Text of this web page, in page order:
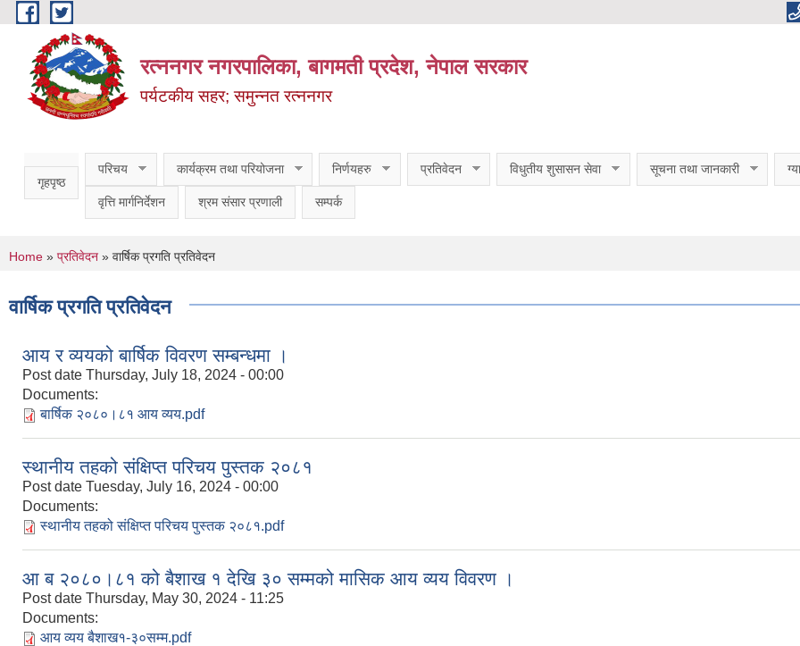
Skip to main content
रत्ननगर नगरपालिका, बागमती प्रदेश, नेपाल सरकार
पर्यटकीय सहर; समुन्नत रत्ननगर
गृहपृष्ठ
परिचय कार्यक्रम तथा परियोजना निर्णयहरु प्रतिवेदन विधुतीय शुसासन सेवा सूचना तथा जानकारी
वृत्ति मार्गनिर्देशन श्रम संसार प्रणाली सम्पर्क
You are here
Home » प्रतिवेदन » वार्षिक प्रगति प्रतिवेदन
वार्षिक प्रगति प्रतिवेदन
आय र व्ययको बार्षिक विवरण सम्बन्धमा ।
Post date Thursday, July 18, 2024 - 00:00
Documents:
बार्षिक २०८०।८१ आय व्यय.pdf
स्थानीय तहको संक्षिप्त परिचय पुस्तक २०८१
Post date Tuesday, July 16, 2024 - 00:00
Documents:
स्थानीय तहको संक्षिप्त परिचय पुस्तक २०८१.pdf
आ ब २०८०।८१ को बैशाख १ देखि ३० सम्मको मासिक आय व्यय विवरण ।
Post date Thursday, May 30, 2024 - 11:25
Documents:
आय व्यय बैशाख१-३०सम्म.pdf